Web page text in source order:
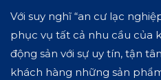
Với suy nghĩ “an cư lạc
phục vụ tất cả nhu cầu của
động sản với sự uy tín, tận
khách hàng những sản